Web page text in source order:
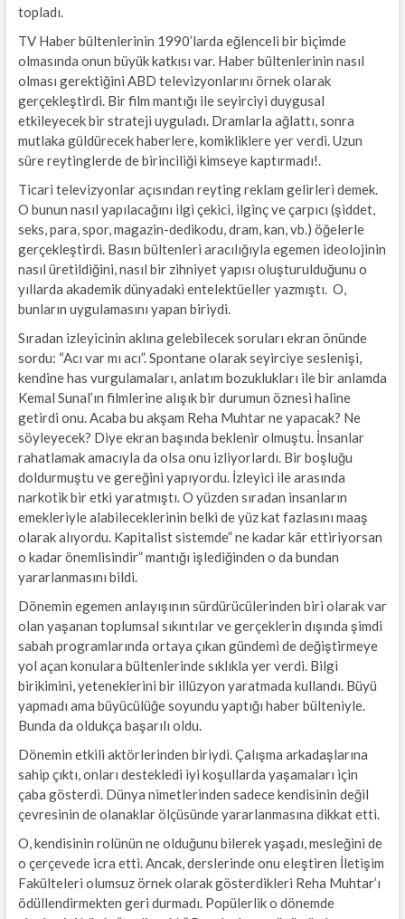
topladı.
TV Haber bültenlerinin 1990’larda eğlenceli bir biçimde
olmasında onun büyük katkısı var. Haber bültenlerinin nasıl
olması gerektiğini ABD televizyonlarını örnek olarak
gerçekleştirdi. Bir film mantığı ile seyirciyi duygusal
etkileyecek bir strateji uyguladı. Dramlarla ağlattı, sonra
mutlaka güldürecek haberlere, komikliklere yer verdi. Uzun
süre reytinglerde de birinciliği kimseye kaptırmadı!.
Ticari televizyonlar açısından reyting reklam gelirleri demek.
O bunun nasıl yapılacağını ilgi çekici, ilginç ve çarpıcı (şiddet,
seks, para, spor, magazin-dedikodu, dram, kan, vb.) öğelerle
gerçekleştirdi. Basın bültenleri aracılığıyla egemen ideolojinin
nasıl üretildiğini, nasıl bir zihniyet yapısı oluşturulduğunu o
yıllarda akademik dünyadaki entelektüeller yazmıştı. O,
bunların uygulamasını yapan biriydi.
Sıradan izleyicinin aklına gelebilecek soruları ekran önünde
sordu: “Acı var mı acı”. Spontane olarak seyirciye seslenişi,
kendine has vurgulamaları, anlatım bozuklukları ile bir anlamda
Kemal Sunal’ın filmlerine alışık bir durumun öznesi haline
getirdi onu. Acaba bu akşam Reha Muhtar ne yapacak? Ne
söyleyecek? Diye ekran başında beklenir olmuştu. İnsanlar
rahatlamak amacıyla da olsa onu izliyorlardı. Bir boşluğu
doldurmuştu ve gereğini yapıyordu. İzleyici ile arasında
narkotik bir etki yaratmıştı. O yüzden sıradan insanların
emekleriyle alabileceklerinin belki de yüz kat fazlasını maaş
olarak alıyordu. Kapitalist sistemde” ne kadar kâr ettiriyorsan
o kadar önemlisindir” mantığı işlediğinden o da bundan
yararlanmasını bildi.
Dönemin egemen anlayışının sürdürücülerinden biri olarak var
olan yaşanan toplumsal sıkıntılar ve gerçeklerin dışında şimdi
sabah programlarında ortaya çıkan gündemi de değiştirmeye
yol açan konulara bültenlerinde sıklıkla yer verdi. Bilgi
birikimini, yeteneklerini bir illüzyon yaratmada kullandı. Büyü
yapmadı ama büyücülüğe soyundu yaptığı haber bülteniyle.
Bunda da oldukça başarılı oldu.
Dönemin etkili aktörlerinden biriydi. Çalışma arkadaşlarına
sahip çıktı, onları destekledi iyi koşullarda yaşamaları için
çaba gösterdi. Dünya nimetlerinden sadece kendisinin değil
çevresinin de olanaklar ölçüsünde yararlanmasına dikkat etti.
O, kendisinin rolünün ne olduğunu bilerek yaşadı, mesleğini de
o çerçevede icra etti. Ancak, derslerinde onu eleştiren İletişim
Fakülteleri olumsuz örnek olarak gösterdikleri Reha Muhtar’ı
ödüllendirmekten geri durmadı. Popülerlik o dönemde